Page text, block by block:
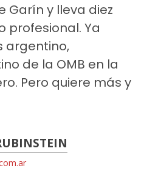
Garín y lleva diez
profesional. Ya
argentino,
de la OMB en la
Pero quiere más y